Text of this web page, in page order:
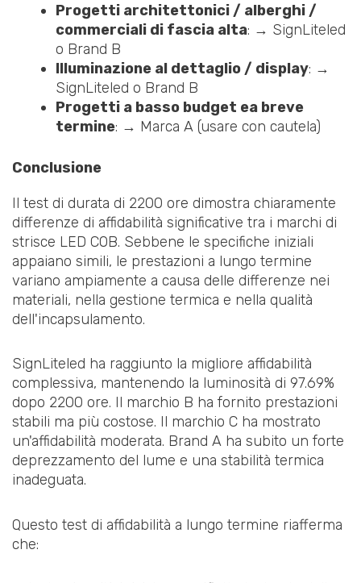
Progetti architettonici / alberghi /
commerciali di fascia alta: → SignLiteled
o Brand B
Illuminazione al dettaglio / display: →
SignLiteled o Brand B
Progetti a basso budget ea breve
termine: → Marca A (usare con cautela)
Conclusione
Il test di durata di 2200 ore dimostra chiaramente
differenze di affidabilità significative tra i marchi di
strisce LED COB. Sebbene le specifiche iniziali
appaiano simili, le prestazioni a lungo termine
variano ampiamente a causa delle differenze nei
materiali, nella gestione termica e nella qualità
dell'incapsulamento.
SignLiteled ha raggiunto la migliore affidabilità
complessiva, mantenendo la luminosità di 97.69%
dopo 2200 ore. Il marchio B ha fornito prestazioni
stabili ma più costose. Il marchio C ha mostrato
un'affidabilità moderata. Brand A ha subito un forte
deprezzamento del lume e una stabilità termica
inadeguata.
Questo test di affidabilità a lungo termine riafferma
che: